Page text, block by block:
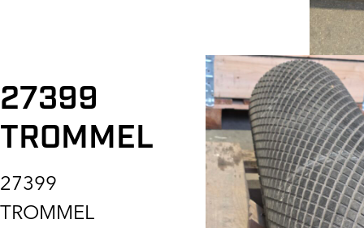
27399
TROMMEL
27399
TROMMEL